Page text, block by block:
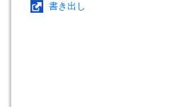
書き出し